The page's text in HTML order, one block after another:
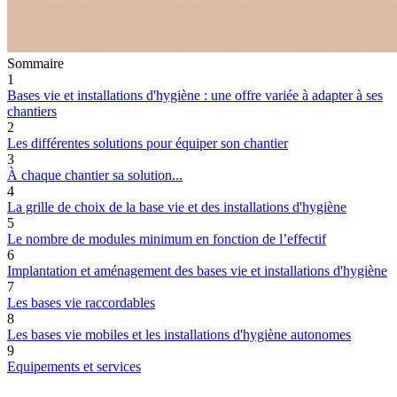
Sommaire
1
Bases vie et installations d'hygiène : une offre variée à adapter à ses
chantiers
2
Les différentes solutions pour équiper son chantier
3
À chaque chantier sa solution...
4
La grille de choix de la base vie et des installations d'hygiène
5
Le nombre de modules minimum en fonction de l’effectif
6
Implantation et aménagement des bases vie et installations d'hygiène
7
Les bases vie raccordables
8
Les bases vie mobiles et les installations d'hygiène autonomes
9
Equipements et services